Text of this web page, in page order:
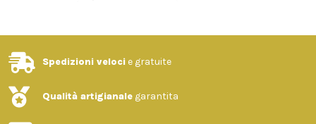
Spedizioni veloci e gratuite
Qualità artigianale garantita